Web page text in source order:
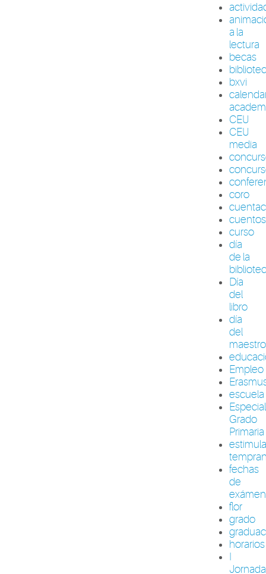
a la
lectura
becas
bxvi
CEU
CEU
media
coro
cuentos
curso
día
de la
Día
del
libro
día
del
maestro
Empleo
escuela
Grado
Primaria
fechas
de
flor
grado
horarios
I